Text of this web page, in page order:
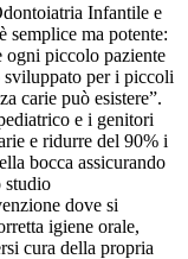
Infantile e
semplice ma potente:
ogni piccolo paziente
sviluppato per i piccoli
carie può esistere”.
e i genitori
e ridurre del 90% i
bocca assicurando
studio
dove si
igiene orale,
cura della propria